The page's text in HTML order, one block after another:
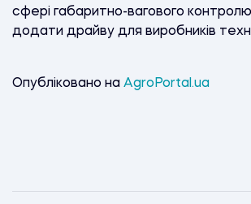
сфері габаритно-вагового
додати драйву для виробників
Опубліковано на AgroPortal.ua